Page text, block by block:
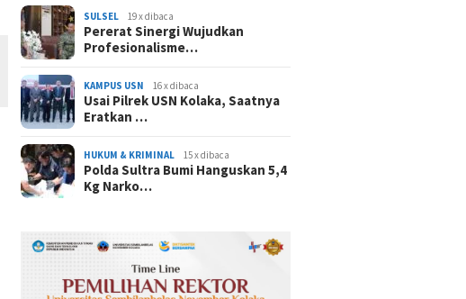
SULSEL 19 x dibaca
Pererat Sinergi Wujudkan
Profesionalisme…
KAMPUS USN 16 x dibaca
Usai Pilrek USN Kolaka, Saatnya
Eratkan …
HUKUM & KRIMINAL 15 x dibaca
Polda Sultra Bumi Hanguskan 5,4
Kg Narko…